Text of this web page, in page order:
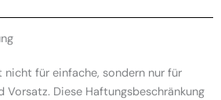
nicht für einfache, sondern nur für
Vorsatz. Diese Haftungsbeschränkung